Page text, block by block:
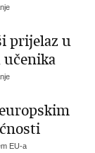
prijelaz u
EU-a